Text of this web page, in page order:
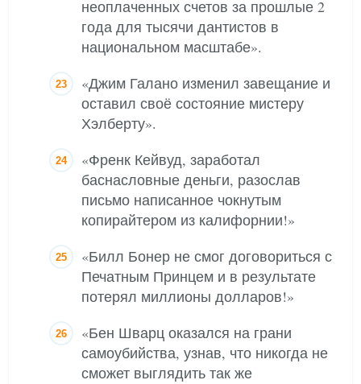
неоплаченных счетов за прошлые 2
года для тысячи дантистов в
национальном масштабе».
«Джим Галано изменил завещание и
оставил своё состояние мистеру
Хэлберту».
«Френк Кейвуд, заработал
баснасловные деньги, разослав
письмо написанное чокнутым
копирайтером из калифорнии!»
«Билл Бонер не смог договориться с
Печатным Принцем и в результате
потерял миллионы долларов!»
«Бен Шварц оказался на грани
самоубийства, узнав, что никогда не
сможет выглядить так же